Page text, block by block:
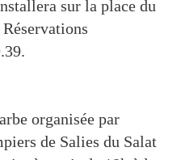
sur la place du
organisée par
de Salies du Salat